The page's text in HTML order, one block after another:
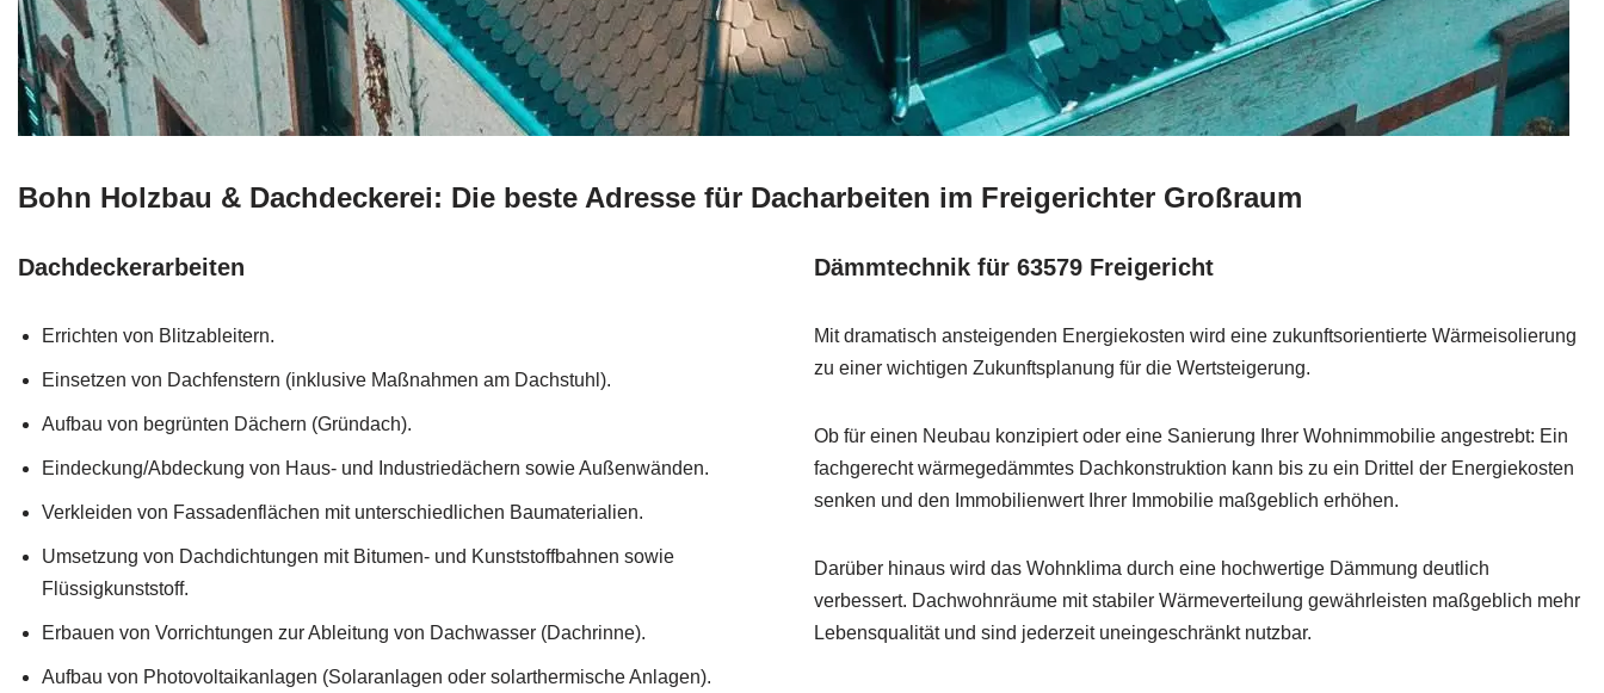
Bohn Holzbau & Dachdeckerei: Die beste Adresse für Dacharbeiten im Freigerichter Großraum
Dachdeckerarbeiten
Errichten von Blitzableitern.
Einsetzen von Dachfenstern (inklusive Maßnahmen am Dachstuhl).
Aufbau von begrünten Dächern (Gründach).
Eindeckung/Abdeckung von Haus- und Industriedächern sowie Außenwänden.
Verkleiden von Fassadenflächen mit unterschiedlichen Baumaterialien.
Umsetzung von Dachdichtungen mit Bitumen- und Kunststoffbahnen sowie
Flüssigkunststoff.
Erbauen von Vorrichtungen zur Ableitung von Dachwasser (Dachrinne).
Aufbau von Photovoltaikanlagen (Solaranlagen oder solarthermische Anlagen).
Dämmtechnik für 63579 Freigericht
Mit dramatisch ansteigenden Energiekosten wird eine zukunftsorientierte Wärmeisolierung
zu einer wichtigen Zukunftsplanung für die Wertsteigerung.
Ob für einen Neubau konzipiert oder eine Sanierung Ihrer Wohnimmobilie angestrebt: Ein
fachgerecht wärmegedämmtes Dachkonstruktion kann bis zu ein Drittel der Energiekosten
senken und den Immobilienwert Ihrer Immobilie maßgeblich erhöhen.
Darüber hinaus wird das Wohnklima durch eine hochwertige Dämmung deutlich
verbessert. Dachwohnräume mit stabiler Wärmeverteilung gewährleisten maßgeblich mehr
Lebensqualität und sind jederzeit uneingeschränkt nutzbar.